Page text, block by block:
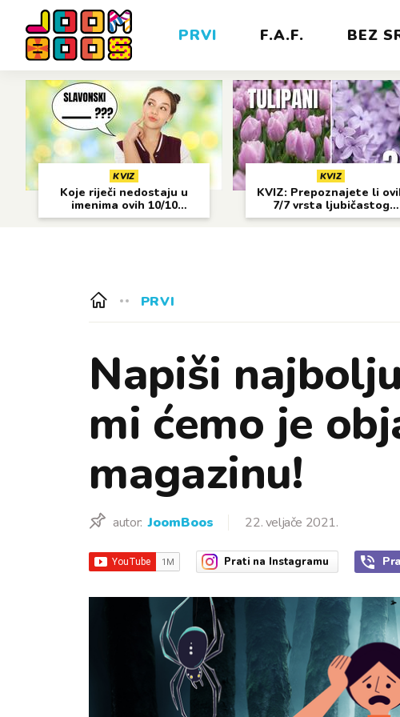
PRVI F.A.F. BEZ
KVIZ
Koje riječi nedostaju u
imenima ovih 10/10
gradova?
KVIZ
KVIZ: Prepoznajete li
7/7 vrsta ljubičastog
cvijeća?
PRVI
Napiši
mi ćemo je
magazinu!
autor: JoomBoos 22. veljače 2021.
Prati na Instagramu